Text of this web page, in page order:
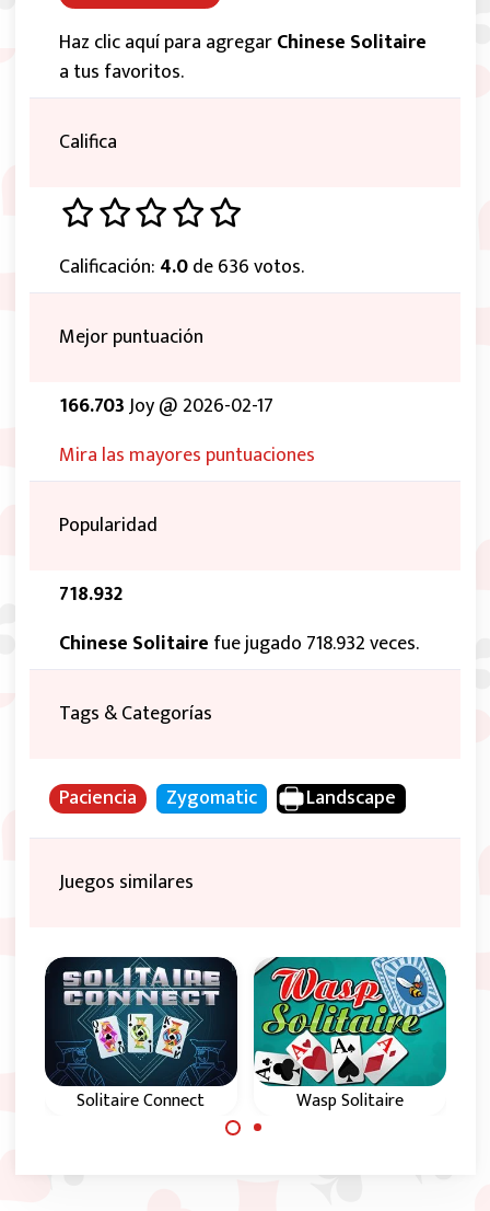
Haz clic aquí para agregarChinese Solitaire
a tus favoritos.
Califica
Calificación: 4.0de 636 votos.
Mejor puntuación
166.703Joy @ 2026-02-17
Mira las mayores puntuaciones
Popularidad
718.932
Chinese Solitaire fue jugado 718.932 veces.
Tags & Categorías
Paciencia Zygomatic Landscape
Juegos similares
Solitaire Connect Wasp Solitaire
construye pilas por